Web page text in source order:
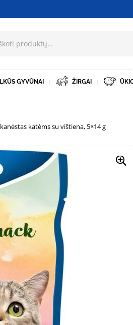
GYVŪNAI ŽIRGAI
katėms su vištiena, 5×14 g